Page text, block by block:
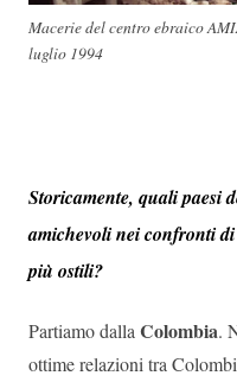
Macerie del centro ebraico
luglio 1994
Storicamente, quali paesi
amichevoli nei confronti
più ostili?
Partiamo dalla Colombia.
ottime relazioni tra